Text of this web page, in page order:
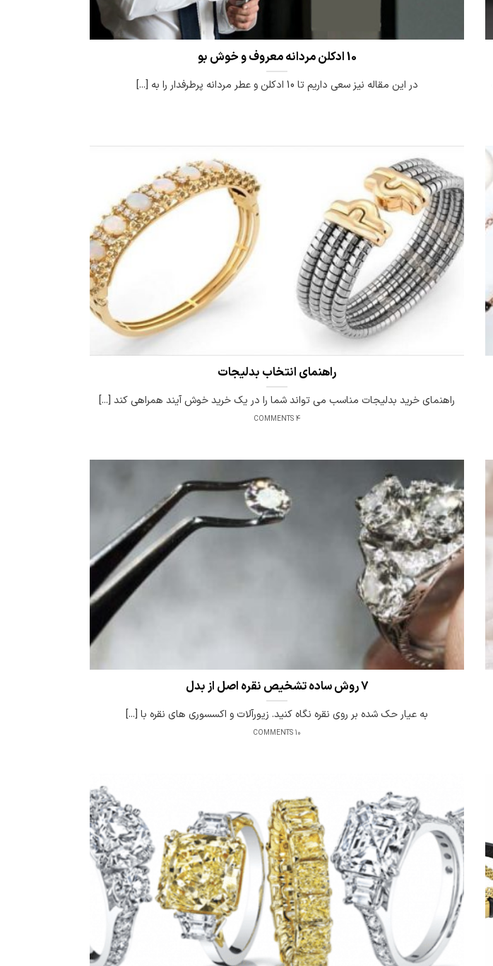
10 ادکلن مردانه معروف و خوش بو
در این مقاله نیز سعی داریم تا 10 ادکلن و عطر مردانه پرطرفدار را به [...]
راهنمای انتخاب بدلیجات
راهنمای خرید بدلیجات مناسب می تواند شما را در یک خرید خوش آیند همراهی کند [...]
4 COMMENTS
7 روش ساده تشخیص نقره اصل از بدل
به عیار حک شده بر روی نقره نگاه کنید. زیورآلات و اکسسوری های نقره با [...]
10 COMMENTS